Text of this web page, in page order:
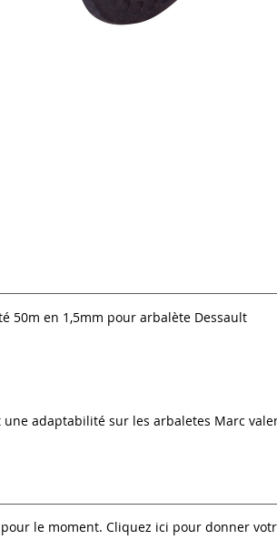
50m en 1,5mm pour arbalète Dessault
adaptabilité sur les arbaletes Marc
le moment. Cliquez ici pour donner